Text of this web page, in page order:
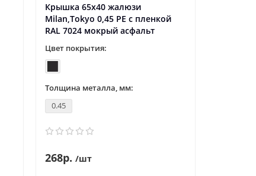
Крышка 65х40 жалюзи
Milan,Tokyo 0,45 PE с пленкой
RAL 7024 мокрый асфальт
Цвет покрытия:
Толщина металла, мм:
0.45
268р. /шт